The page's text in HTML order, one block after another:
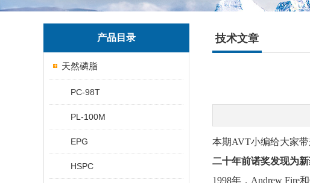
产品目录
天然磷脂
PC-98T
PL-100M
EPG
HSPC
技术文章
本期AVT小编给大家
二十年前诺奖发现为
1998年，Andrew Fire